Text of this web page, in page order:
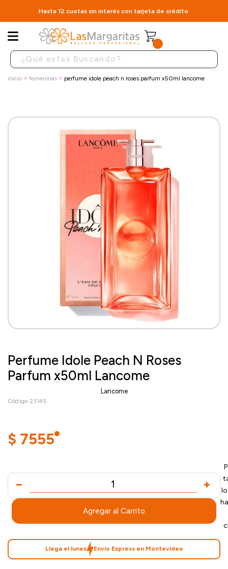
Hasta 12 cuotas sin interés con tarjeta de crédito
inicio femeninas perfume idole peach n roses parfum x50ml lancome
Perfume Idole Peach N Roses
Parfum x50ml Lancome
Lancome
Código 23145
$ 7555
Agregar al Carrito
Llega el lunes Envío Express en Montevideo